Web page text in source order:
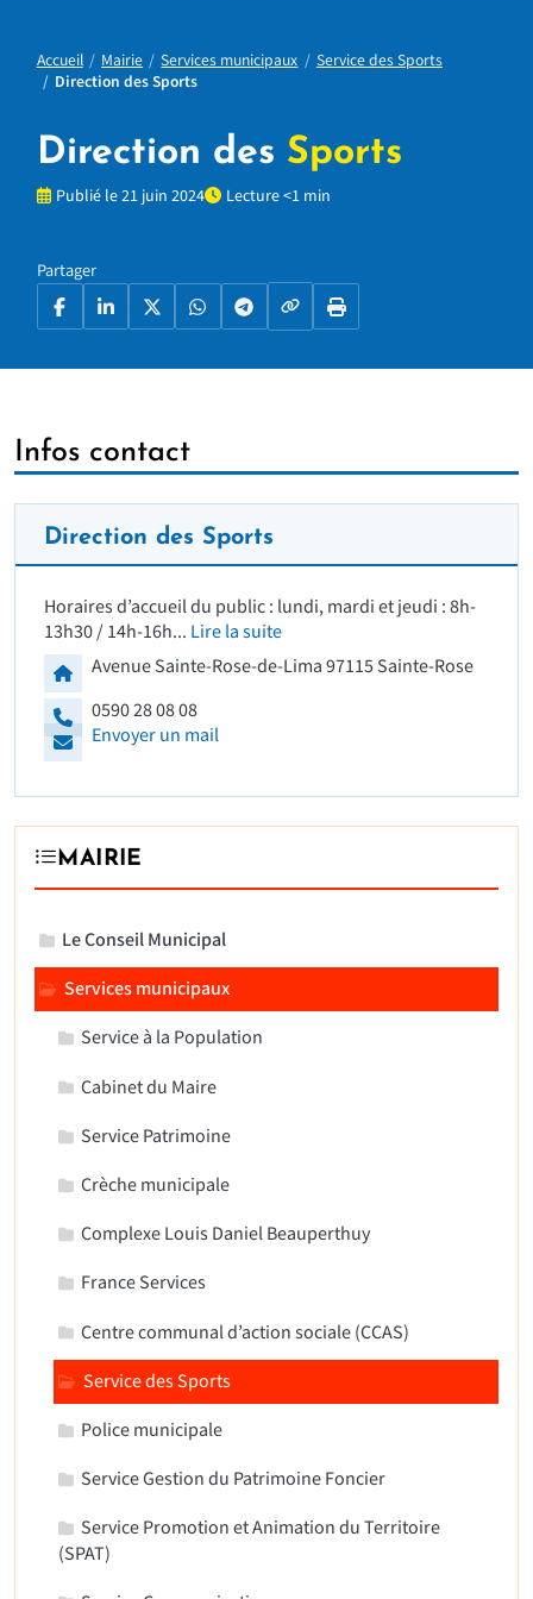
Accueil Mairie Services municipaux
Service des Sports
Direction des Sports
Direction des Sports
Publié le 21 juin 2024 Lecture <1 min
Partager
FacebookLinkedIn
X WhatsAppTelegramCopier le lien
Imprimer la page
Infos contact
Direction des Sports
Horaires d’accueil du public : lundi, mardi et jeudi : 8h-
13h30 / 14h-16h... Lire la suite
Adresse
Avenue Sainte-Rose-de-Lima 97115 Sainte-Rose
0590 28 08 08
Envoyer un mail
MAIRIE
Le Conseil Municipal
Services municipaux
Service à la Population
Cabinet du Maire
Service Patrimoine
Crèche municipale
Complexe Louis Daniel Beauperthuy
France Services
Centre communal d’action sociale (CCAS)
Service des Sports
Police municipale
Service Gestion du Patrimoine Foncier
Service Promotion et Animation du Territoire
(SPAT)